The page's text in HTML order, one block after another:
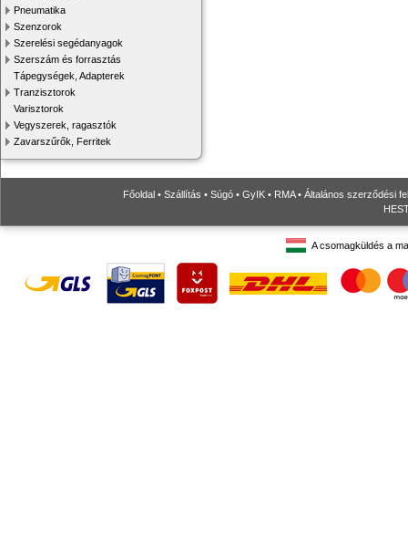
Pneumatika
Szenzorok
Szerelési segédanyagok
Szerszám és forrasztás
Tápegységek, Adapterek
Tranzisztorok
Varisztorok
Vegyszerek, ragasztók
Zavarszűrők, Ferritek
Főoldal • Szállítás • Súgó • GyIK • RMA• Általános szerződési
A csomagküldés a